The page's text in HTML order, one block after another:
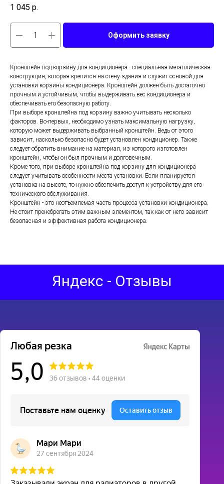
1 045 р.
Оформить заявку
Кронштейн под корзину для кондиционера - специальная металлическая
конструкция, которая крепится на стену здания и служит основой для
установки корзины кондиционера. Кронштейн должен быть достаточно
прочным и устойчивым, чтобы выдерживать вес кондиционера и
обеспечивать его безопасную работу.
При выборе кронштейна под корзину важно учитывать несколько
факторов. Во-первых, необходимо узнать максимальную нагрузку,
которую может выдерживать выбранный кронштейн. Ведь от этого
зависит, насколько безопасно будет установлен кондиционер. Также
следует обратить внимание на материал, из которого изготовлен
кронштейн, чтобы он был прочным и долговечным.
Кроме того, при выборе кронштейна под корзину для кондиционера
следует учитывать особенности места установки. Если планируется
установка на высоте, то нужно обеспечить доступ к устройству для его
технического обслуживания.
Кронштейн - это неотъемлемая часть процесса установки кондиционера.
Не стоит пренебрегать этим важным элементом, так как от него зависит
безопасная и эффективная работа кондиционера.
Яндекс - Отзывы